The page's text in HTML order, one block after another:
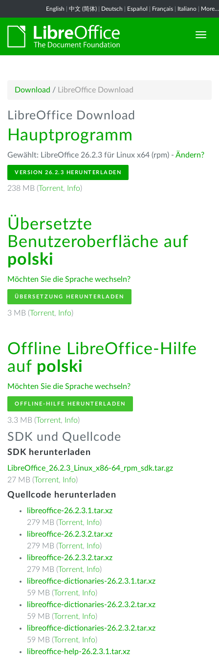
English 中文 (简体) Deutsch Español Français Italiano More...
Download / LibreOffice Download
LibreOffice Download
Hauptprogramm
Gewählt: LibreOffice 26.2.3 für Linux x64 (rpm) - Ändern?
VERSION 26.2.3 HERUNTERLADEN
238 MB (Torrent, Info)
Übersetzte
Benutzeroberfläche auf
polski
Möchten Sie die Sprache wechseln?
ÜBERSETZUNG HERUNTERLADEN
3 MB (Torrent, Info)
Offline LibreOffice-Hilfe
auf polski
Möchten Sie die Sprache wechseln?
OFFLINE-HILFE HERUNTERLADEN
3.3 MB (Torrent, Info)
SDK und Quellcode
SDK herunterladen
LibreOffice_26.2.3_Linux_x86-64_rpm_sdk.tar.gz
27 MB (Torrent, Info)
Quellcode herunterladen
libreoffice-26.2.3.1.tar.xz
279 MB (Torrent, Info)
libreoffice-26.2.3.2.tar.xz
279 MB (Torrent, Info)
libreoffice-26.2.3.2.tar.xz
279 MB (Torrent, Info)
libreoffice-dictionaries-26.2.3.1.tar.xz
59 MB (Torrent, Info)
libreoffice-dictionaries-26.2.3.2.tar.xz
59 MB (Torrent, Info)
libreoffice-dictionaries-26.2.3.2.tar.xz
59 MB (Torrent, Info)
libreoffice-help-26.2.3.1.tar.xz